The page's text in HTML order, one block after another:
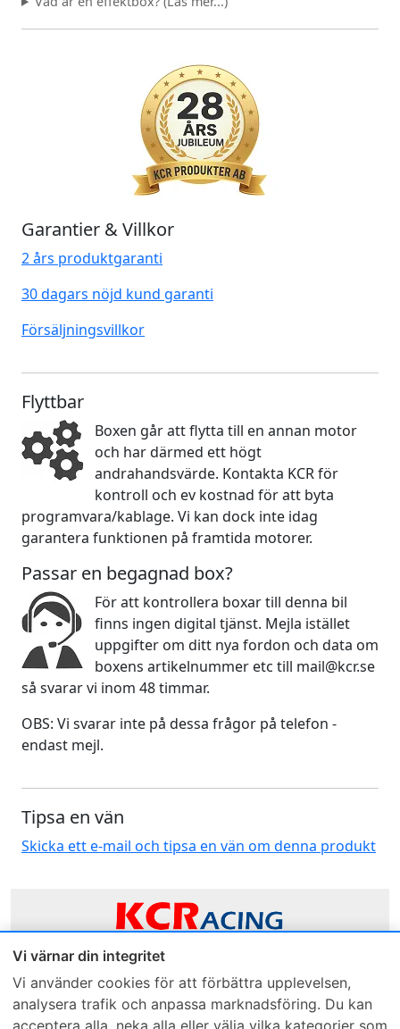
Vi värnar din integritet
Vi använder cookies för att förbättra upplevelsen,
analysera trafik och anpassa marknadsföring. Du kan
acceptera alla, neka alla eller välja vilka kategorier som
Garantier & Villkor
2 års produktgaranti
30 dagars nöjd kund garanti
Försäljningsvillkor
Flyttbar
Boxen går att flytta till en annan motor
och har därmed ett högt
andrahandsvärde. Kontakta KCR för
kontroll och ev kostnad för att byta
programvara/kablage. Vi kan dock inte idag
garantera funktionen på framtida motorer.
Passar en begagnad box?
För att kontrollera boxar till denna bil
finns ingen digital tjänst. Mejla istället
uppgifter om ditt nya fordon och data om
boxens artikelnummer etc till mail@kcr.se
så svarar vi inom 48 timmar.
OBS: Vi svarar inte på dessa frågor på telefon -
endast mejl.
Tipsa en vän
Skicka ett e-mail och tipsa en vän om denna produkt
Sveriges mest sålda dieselbox
Kontakta KCR
Återförsäljare